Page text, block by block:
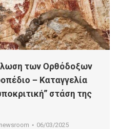
των Ορθόδοξων
– Καταγγελία
στάση της
newsroom 06/03/2025